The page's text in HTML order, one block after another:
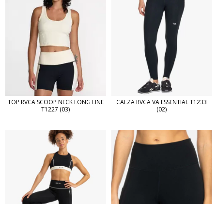
TOP RVCA SCOOP NECK LONG LINE
T1227 (03)
CALZA RVCA VA ESSENTIAL T1233
(02)